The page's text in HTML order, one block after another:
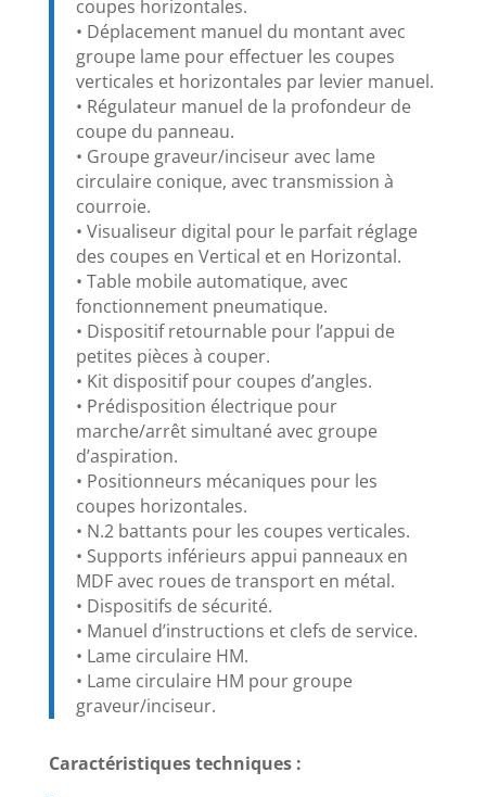
coupes horizontales.
• Déplacement manuel du montant avec
groupe lame pour effectuer les coupes
verticales et horizontales par levier manuel.
• Régulateur manuel de la profondeur de
coupe du panneau.
• Groupe graveur/inciseur avec lame
circulaire conique, avec transmission à
courroie.
• Visualiseur digital pour le parfait réglage
des coupes en Vertical et en Horizontal.
• Table mobile automatique, avec
fonctionnement pneumatique.
• Dispositif retournable pour l’appui de
petites pièces à couper.
• Kit dispositif pour coupes d’angles.
• Prédisposition électrique pour
marche/arrêt simultané avec groupe
d’aspiration.
• Positionneurs mécaniques pour les
coupes horizontales.
• N.2 battants pour les coupes verticales.
• Supports inférieurs appui panneaux en
MDF avec roues de transport en métal.
• Dispositifs de sécurité.
• Manuel d’instructions et clefs de service.
• Lame circulaire HM.
• Lame circulaire HM pour groupe
graveur/inciseur.
Caractéristiques techniques :